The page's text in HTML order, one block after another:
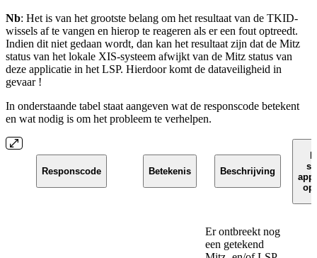
Nb: Het is van het grootste belang om het resultaat van de TKID-
wissels af te vangen en hierop te reageren als er een fout optreedt.
Indien dit niet gedaan wordt, dan kan het resultaat zijn dat de Mitz
status van het lokale XIS-systeem afwijkt van de Mitz status van
deze applicatie in het LSP. Hierdoor komt de dataveiligheid in
gevaar !
In onderstaande tabel staat aangeven wat de responscode betekent
en wat nodig is om het probleem te verhelpen.
Responscode Betekenis Beschrijving
op
Er ontbreekt nog
een getekend